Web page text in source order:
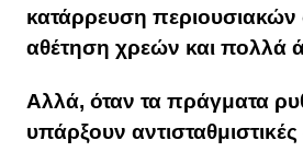
κατάρρευση περιουσιακών
αθέτηση χρεών και πολλά
Αλλά, όταν τα πράγματα
υπάρξουν